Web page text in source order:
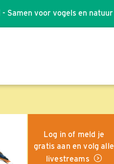
- Samen voor vogels en natuur
Log in of meld je
gratis aan en volg alle
livestreams